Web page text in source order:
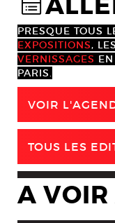
@
PRESQUE TOUS
EXPOSITIONS, LES
VERNISSAGES
PARIS.
VOIR
TOUS LES
A VOIR